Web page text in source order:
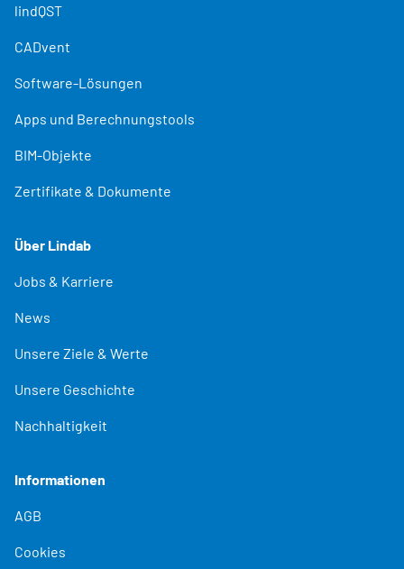
lindQST
CADvent
Software-Lösungen
Apps und Berechnungstools
BIM-Objekte
Zertifikate & Dokumente
Über Lindab
Jobs & Karriere
News
Unsere Ziele & Werte
Unsere Geschichte
Nachhaltigkeit
Informationen
AGB
Cookies